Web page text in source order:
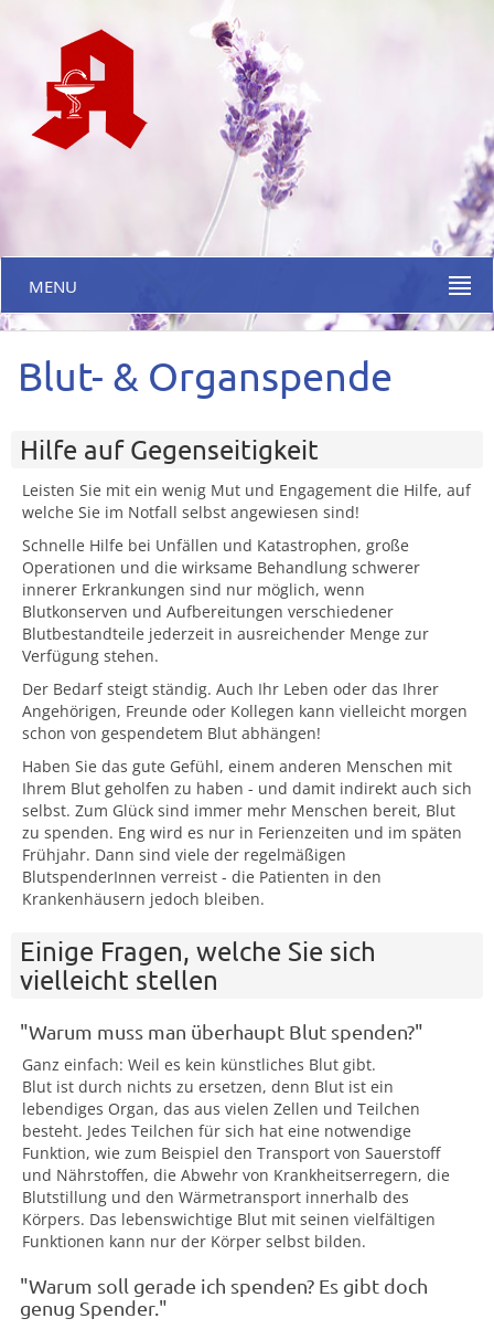
MENU
Blut- & Organspende
Hilfe auf Gegenseitigkeit
Leisten Sie mit ein wenig Mut und Engagement die Hilfe, auf
welche Sie im Notfall selbst angewiesen sind!
Schnelle Hilfe bei Unfällen und Katastrophen, große
Operationen und die wirksame Behandlung schwerer
innerer Erkrankungen sind nur möglich, wenn
Blutkonserven und Aufbereitungen verschiedener
Blutbestandteile jederzeit in ausreichender Menge zur
Verfügung stehen.
Der Bedarf steigt ständig. Auch Ihr Leben oder das Ihrer
Angehörigen, Freunde oder Kollegen kann vielleicht morgen
schon von gespendetem Blut abhängen!
Haben Sie das gute Gefühl, einem anderen Menschen mit
Ihrem Blut geholfen zu haben - und damit indirekt auch sich
selbst. Zum Glück sind immer mehr Menschen bereit, Blut
zu spenden. Eng wird es nur in Ferienzeiten und im späten
Frühjahr. Dann sind viele der regelmäßigen
BlutspenderInnen verreist - die Patienten in den
Krankenhäusern jedoch bleiben.
Einige Fragen, welche Sie sich
vielleicht stellen
"Warum muss man überhaupt Blut spenden?"
Ganz einfach: Weil es kein künstliches Blut gibt.
Blut ist durch nichts zu ersetzen, denn Blut ist ein
lebendiges Organ, das aus vielen Zellen und Teilchen
besteht. Jedes Teilchen für sich hat eine notwendige
Funktion, wie zum Beispiel den Transport von Sauerstoff
und Nährstoffen, die Abwehr von Krankheitserregern, die
Blutstillung und den Wärmetransport innerhalb des
Körpers. Das lebenswichtige Blut mit seinen vielfältigen
Funktionen kann nur der Körper selbst bilden.
"Warum soll gerade ich spenden? Es gibt doch
genug Spender."